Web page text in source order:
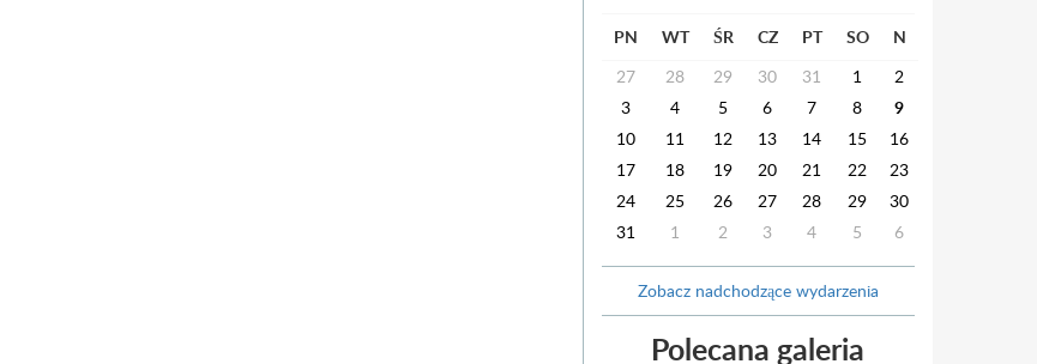
PN WT ŚR CZ PT SO
N
27
28 29 30 31 1
2
3
4 5 6 7 8
9
10
11 12 13 14 15
16
17
18 19 20 21 22
23
24
25 26 27 28 29
30
31
1 2 3 4 5 6
Zobacz nadchodzące wydarzenia
Polecana galeria